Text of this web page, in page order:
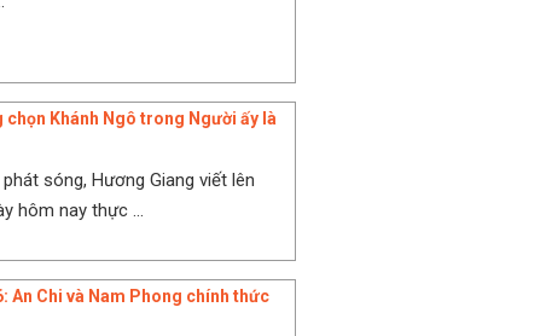
Khánh Ngô trong Người ấy là
sóng, Hương Giang viết lên
hôm nay thực ...
An Chi và Nam Phong chính thức